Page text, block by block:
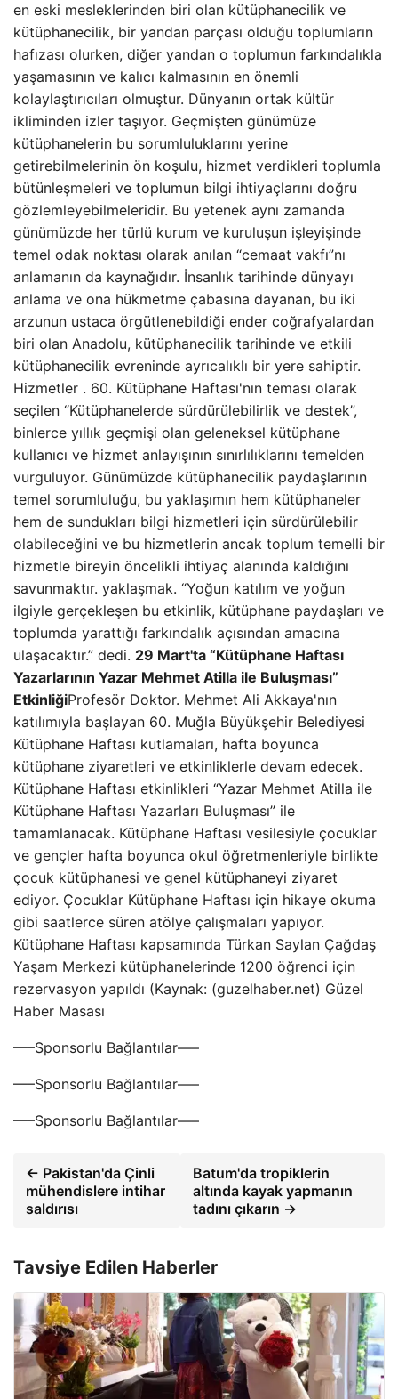
en eski mesleklerinden biri olan kütüphanecilik ve
kütüphanecilik, bir yandan parçası olduğu toplumların
hafızası olurken, diğer yandan o toplumun farkındalıkla
yaşamasının ve kalıcı kalmasının en önemli
kolaylaştırıcıları olmuştur. Dünyanın ortak kültür
ikliminden izler taşıyor. Geçmişten günümüze
kütüphanelerin bu sorumluluklarını yerine
getirebilmelerinin ön koşulu, hizmet verdikleri toplumla
bütünleşmeleri ve toplumun bilgi ihtiyaçlarını doğru
gözlemleyebilmeleridir. Bu yetenek aynı zamanda
günümüzde her türlü kurum ve kuruluşun işleyişinde
temel odak noktası olarak anılan “cemaat vakfı”nı
anlamanın da kaynağıdır. İnsanlık tarihinde dünyayı
anlama ve ona hükmetme çabasına dayanan, bu iki
arzunun ustaca örgütlenebildiği ender coğrafyalardan
biri olan Anadolu, kütüphanecilik tarihinde ve etkili
kütüphanecilik evreninde ayrıcalıklı bir yere sahiptir.
Hizmetler . 60. Kütüphane Haftası'nın teması olarak
seçilen “Kütüphanelerde sürdürülebilirlik ve destek”,
binlerce yıllık geçmişi olan geleneksel kütüphane
kullanıcı ve hizmet anlayışının sınırlılıklarını temelden
vurguluyor. Günümüzde kütüphanecilik paydaşlarının
temel sorumluluğu, bu yaklaşımın hem kütüphaneler
hem de sundukları bilgi hizmetleri için sürdürülebilir
olabileceğini ve bu hizmetlerin ancak toplum temelli bir
hizmetle bireyin öncelikli ihtiyaç alanında kaldığını
savunmaktır. yaklaşmak. “Yoğun katılım ve yoğun
ilgiyle gerçekleşen bu etkinlik, kütüphane paydaşları ve
toplumda yarattığı farkındalık açısından amacına
ulaşacaktır.” dedi. 29 Mart'ta “Kütüphane Haftası
Yazarlarının Yazar Mehmet Atilla ile Buluşması”
EtkinliğiProfesör Doktor. Mehmet Ali Akkaya'nın
katılımıyla başlayan 60. Muğla Büyükşehir Belediyesi
Kütüphane Haftası kutlamaları, hafta boyunca
kütüphane ziyaretleri ve etkinliklerle devam edecek.
Kütüphane Haftası etkinlikleri “Yazar Mehmet Atilla ile
Kütüphane Haftası Yazarları Buluşması” ile
tamamlanacak. Kütüphane Haftası vesilesiyle çocuklar
ve gençler hafta boyunca okul öğretmenleriyle birlikte
çocuk kütüphanesi ve genel kütüphaneyi ziyaret
ediyor. Çocuklar Kütüphane Haftası için hikaye okuma
gibi saatlerce süren atölye çalışmaları yapıyor.
Kütüphane Haftası kapsamında Türkan Saylan Çağdaş
Yaşam Merkezi kütüphanelerinde 1200 öğrenci için
rezervasyon yapıldı (Kaynak: (guzelhaber.net) Güzel
Haber Masası
—–Sponsorlu Bağlantılar—–
—–Sponsorlu Bağlantılar—–
—–Sponsorlu Bağlantılar—–
← Pakistan'da Çinli
mühendislere intihar
saldırısı
Batum'da tropiklerin
altında kayak yapmanın
tadını çıkarın →
Tavsiye Edilen Haberler